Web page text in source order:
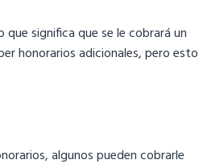
significa que se le cobrará un
honorarios adicionales, pero esto
algunos pueden cobrarle